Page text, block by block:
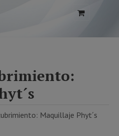
Maquillaje Phyt´s